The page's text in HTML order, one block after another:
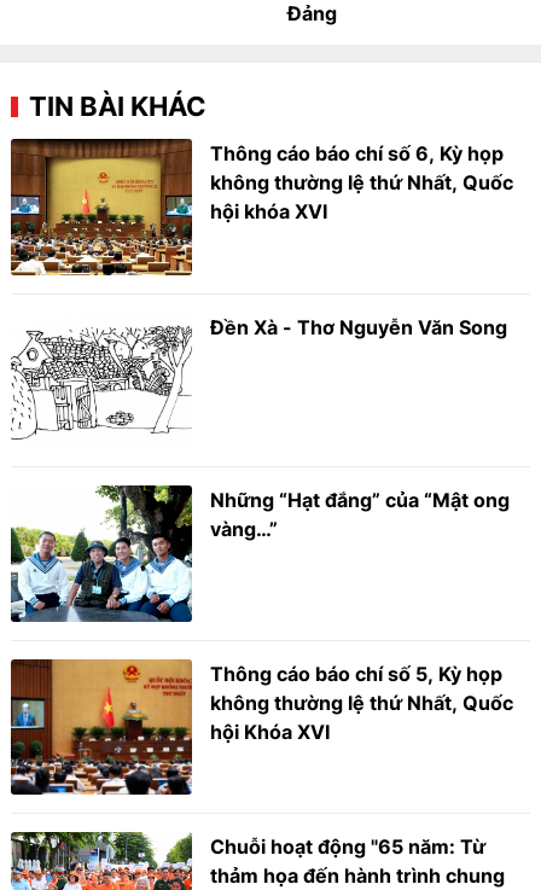
Đảng
TIN BÀI KHÁC
Thông cáo báo chí số 6, Kỳ họp
không thường lệ thứ Nhất, Quốc
hội khóa XVI
Đền Xà - Thơ Nguyễn Văn Song
Những “Hạt đắng” của “Mật ong
vàng…”
Thông cáo báo chí số 5, Kỳ họp
không thường lệ thứ Nhất, Quốc
hội Khóa XVI
Chuỗi hoạt động "65 năm: Từ
thảm họa đến hành trình chung